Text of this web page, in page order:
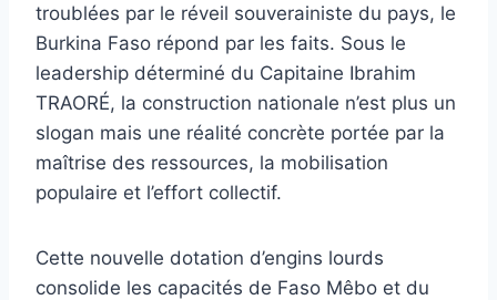
troublées par le réveil souverainiste du pays, le
Burkina Faso répond par les faits. Sous le
leadership déterminé du Capitaine Ibrahim
TRAORÉ, la construction nationale n’est plus un
slogan mais une réalité concrète portée par la
maîtrise des ressources, la mobilisation
populaire et l’effort collectif.
Cette nouvelle dotation d’engins lourds
consolide les capacités de Faso Mêbo et du